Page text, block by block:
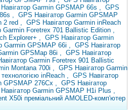
Garmin GPSMAP 66s , GPS
86s , GPS Навігатор Garmin GPSMAP
2 red , GPS Навігатор Garmin inReach
Garmin Foretrex 701 Ballistic Edition ,
Explorer+ , GPS Навігатор Garmin
Garmin GPSMAP 66i , GPS Навігатор
GPSMap 86i , GPS Навігатор
Garmin Foretrex 901 Ballistic
Montana 700i , GPS Навігатор Garmin
inReach , GPS Навігатор
GPSMAP 276Сx , GPS Навігатор
Garmin GPSMAP H1i Plus ,
X50i преміальний AMOLED-комп'ютер